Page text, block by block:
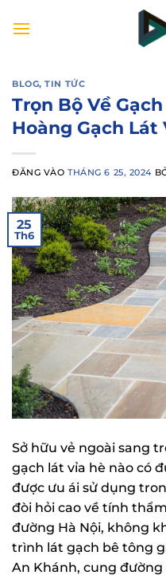
qua
BLOG,TIN TỨC
Trọn Bộ Về
Hoàng Gạch Lát
ĐĂNG VÀOTHÁNG 6 25, 2024
25
Th6
Sở hữu vẻ ngoài sang
gạch lát vỉa hè nào có
được ưu ái sử dụng
đòi hỏi cao về tính
đường Hà Nội, không
trình lát gạch bê tông
An Khánh, cung đường